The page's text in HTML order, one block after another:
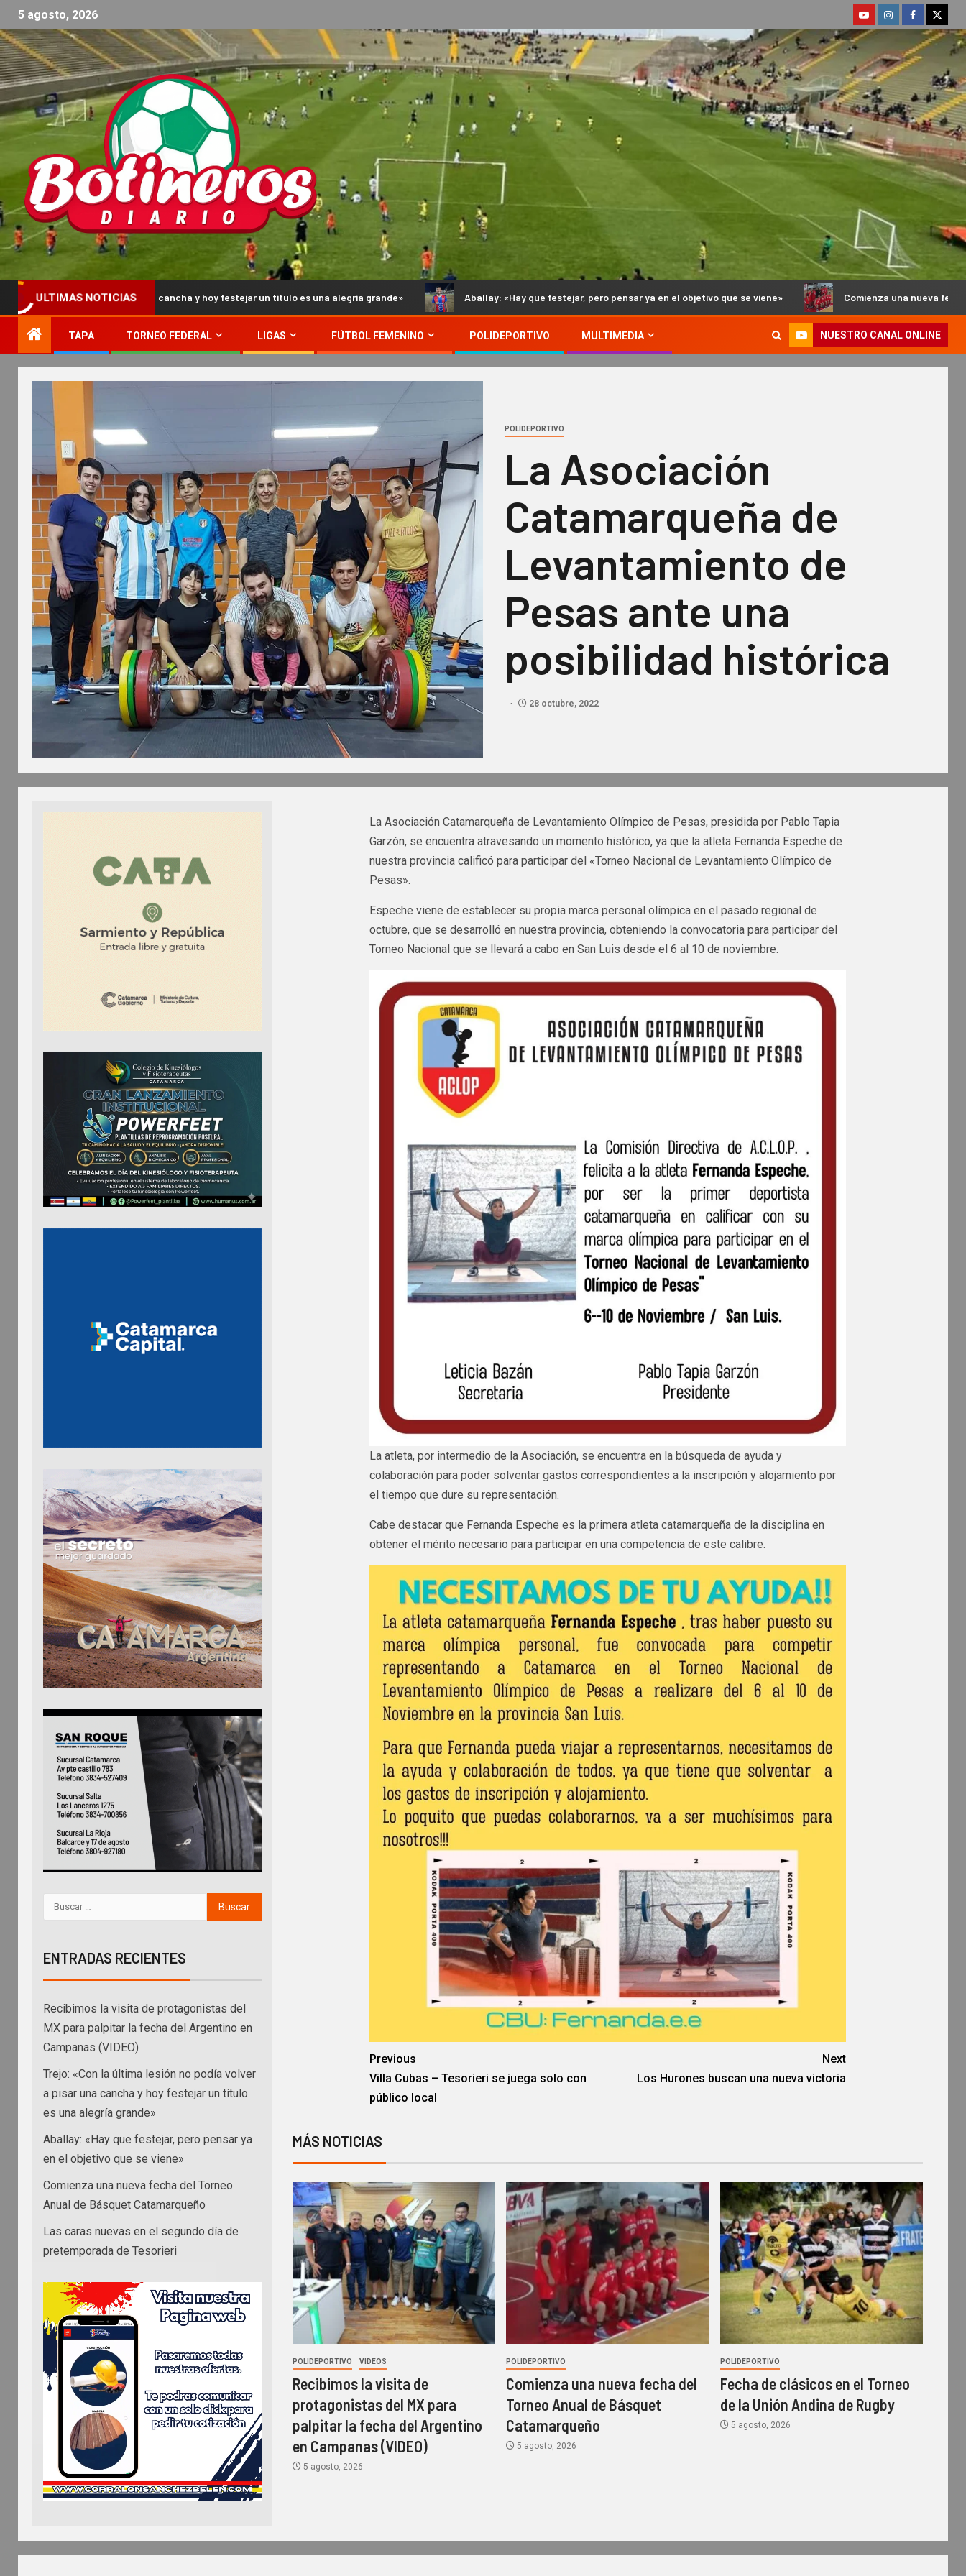
5 agosto, 2026
ULTIMAS NOTICIAS
una cancha y hoy festejar un título es una alegría grande» Aballay: «Hay que festejar, pero pensar ya en el objetivo que se viene» Comienza una nueva fecha del Torneo Anual de
TAPA TORNEO FEDERAL LIGAS FÚTBOL FEMENINO POLIDEPORTIVO MULTIMEDIA NUESTRO CANAL ONLINE
POLIDEPORTIVO
La Asociación
Catamarqueña de
Levantamiento de
Pesas ante una
posibilidad histórica
28 octubre, 2022
La Asociación Catamarqueña de Levantamiento Olímpico de Pesas, presidida por Pablo Tapia
Garzón, se encuentra atravesando un momento histórico, ya que la atleta Fernanda Espeche de
nuestra provincia calificó para participar del «Torneo Nacional de Levantamiento Olímpico de
Pesas».
Espeche viene de establecer su propia marca personal olímpica en el pasado regional de
octubre, que se desarrolló en nuestra provincia, obteniendo la convocatoria para participar del
Torneo Nacional que se llevará a cabo en San Luis desde el 6 al 10 de noviembre.
La atleta, por intermedio de la Asociación, se encuentra en la búsqueda de ayuda y
colaboración para poder solventar gastos correspondientes a la inscripción y alojamiento por
el tiempo que dure su representación.
Cabe destacar que Fernanda Espeche es la primera atleta catamarqueña de la disciplina en
obtener el mérito necesario para participar en una competencia de este calibre.
Previous
Villa Cubas – Tesorieri se juega solo con
público local
Next
Los Hurones buscan una nueva victoria
MÁS NOTICIAS
POLIDEPORTIVO VIDEOS
Recibimos la visita de
protagonistas del MX para
palpitar la fecha del Argentino
en Campanas (VIDEO)
5 agosto, 2026
POLIDEPORTIVO
Comienza una nueva fecha del
Torneo Anual de Básquet
Catamarqueño
5 agosto, 2026
POLIDEPORTIVO
Fecha de clásicos en el Torneo
de la Unión Andina de Rugby
5 agosto, 2026
ENTRADAS RECIENTES
Recibimos la visita de protagonistas del
MX para palpitar la fecha del Argentino en
Campanas (VIDEO)
Trejo: «Con la última lesión no podía volver
a pisar una cancha y hoy festejar un título
es una alegría grande»
Aballay: «Hay que festejar, pero pensar ya
en el objetivo que se viene»
Comienza una nueva fecha del Torneo
Anual de Básquet Catamarqueño
Las caras nuevas en el segundo día de
pretemporada de Tesorieri